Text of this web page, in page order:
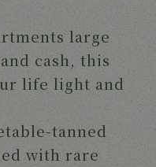
large
cash, this
life light and
tanned
with rare